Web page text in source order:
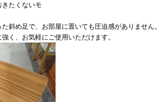
たくないモ
斜め足で、お部屋に置いても圧迫感がありません。
く、お気軽にご使用いただけます。